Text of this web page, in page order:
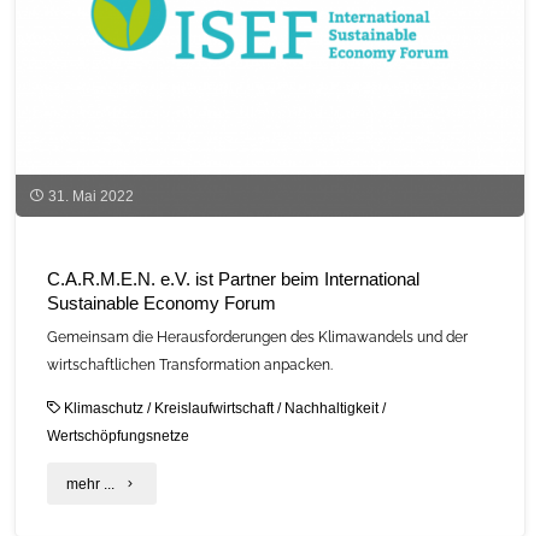
31. Mai 2022
C.A.R.M.E.N. e.V. ist Partner beim International
Sustainable Economy Forum
Gemeinsam die Herausforderungen des Klimawandels und der
wirtschaftlichen Transformation anpacken.
Klimaschutz / Kreislaufwirtschaft/ Nachhaltigkeit/
Wertschöpfungsnetze
mehr ... "C.A.R.M.E.N.